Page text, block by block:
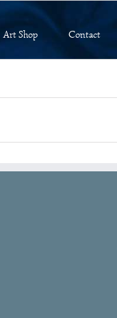
Art Shop Contact